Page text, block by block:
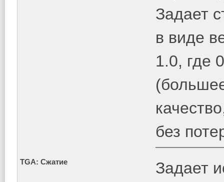
Задает
в виде
1.0, где
без
TGA: Сжатие
Задает